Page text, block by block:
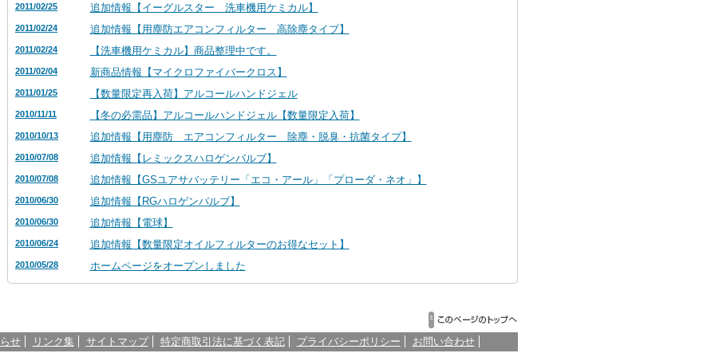
2011/02/25 追加情報【イーグルスター 洗車機用ケミカル】
2011/02/24 追加情報【用塵防エアコンフィルター 高除塵タイプ】
2011/02/24 【洗車機用ケミカル】商品整理中です。
2011/02/04 新商品情報【マイクロファイバークロス】
2011/01/25 【数量限定再入荷】アルコールハンドジェル
2010/11/11 【冬の必需品】アルコールハンドジェル【数量限定入荷】
2010/10/13 追加情報【用塵防 エアコンフィルター 除塵・脱臭・抗菌タイプ】
2010/07/08 追加情報【レミックスハロゲンバルブ】
2010/07/08 追加情報【GSユアサバッテリー「エコ・アール」「プローダ・ネオ」】
2010/06/30 追加情報【RGハロゲンバルブ】
2010/06/30 追加情報【電球】
2010/06/24 追加情報【数量限定オイルフィルターのお得なセット】
2010/05/28 ホームページをオープンしました
せ リンク集 サイトマップ 特定商取引法に基づく表記 プライバシーポリシー
お問い合わせ